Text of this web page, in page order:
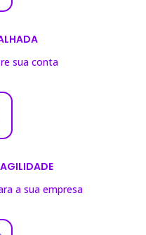
sua conta
a sua empresa